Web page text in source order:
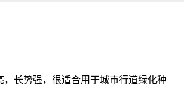
长势强，很适合用于城市行道绿化种